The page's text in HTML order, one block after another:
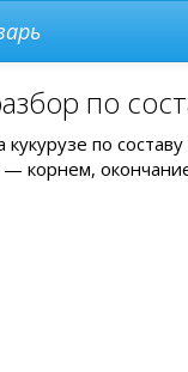
по
кукурузе по
корнем,